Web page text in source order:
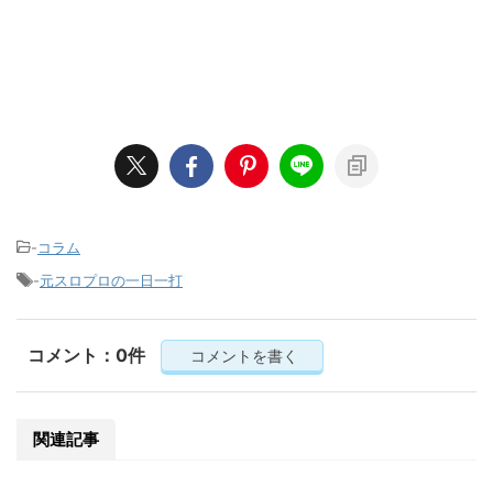
-コラム
-元スロプロの一日一打
コメント：0件 コメントを書く
関連記事